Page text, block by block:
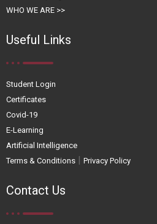
WHO WE ARE >>
Useful Links
Student Login
Certificates
Covid-19
E-Learning
Artificial Intelligence
Terms & Conditions | Privacy Policy
Contact Us